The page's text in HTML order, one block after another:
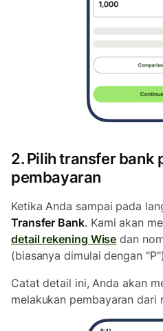
2. Pilih transfer bank
pembayaran
Ketika Anda sampai pada
Transfer Bank. Kami akan
detail rekening Wise dan
(biasanya dimulai dengan
Catat detail ini, Anda akan
melakukan pembayaran dari